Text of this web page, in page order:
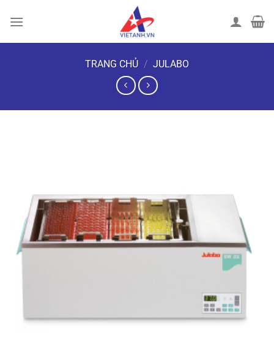
đến
TRANG CHỦ / JULABO